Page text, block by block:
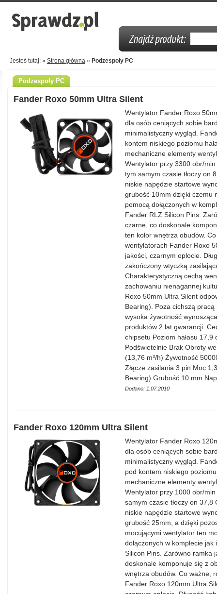
Jesteś tutaj: » Strona główna » Podzespoły PC
Podzespoły PC
Fander Roxo 50mm Ultra Silent
Wentylator Fander Roxo
dla osób ceniących sobie
minimalistyczny wygląd.
kontem niskiego poziomu
mechaniczne elementy
Wentylator przy 3300 obr/
tym samym czasie tłoczy on
niskie napędzie startowe
grubość 10mm dzięki czemu
pomocą dołączonych w
Fander RLZ Silicon Pins.
czarne, co doskonale
ten kolor wnętrza obudów.
wentylatorach Fander Roxo
jakości, czarnym oplocie.
zakończony wtyczką
Charakterystyczną cechą
zachowaniu nienagannej
Roxo 50mm Ultra Silent
Bearing). Poza cichszą
wysoka żywotność
produktów 2 lat gwarancji.
chipsetu Poziom hałasu
Podświetelnie Brak Obroty
(13,76 m³/h) Żywotność
Złącze zasilania 3 pin Moc
Bearing) Grubość 10 mm
Dodano: 1.07.2010
Fander Roxo 120mm Ultra Silent
Wentylator Fander Roxo
dla osób ceniących sobie
minimalistyczny wygląd.
pod kontem niskiego
mechaniczne elementy
Wentylator przy 1000 obr/
samym czasie tłoczy on
niskie napędzie startowe
grubość 25mm, a dzięki
mocującymi wentylator ten
dołączonych w komplecie
Silicon Pins. Zarówno ramka
doskonale komponuje się z
wnętrza obudów. Co ważne,
Fander Roxo 120mm Ultra